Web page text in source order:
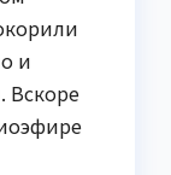
и
Вскоре